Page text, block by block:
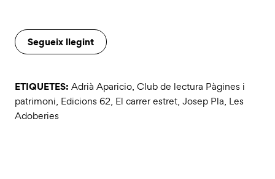
Segueix llegint
ETIQUETES: Adrià Aparicio, Club de lectura Pàgines i
patrimoni, Edicions 62, El carrer estret, Josep Pla, Les
Adoberies